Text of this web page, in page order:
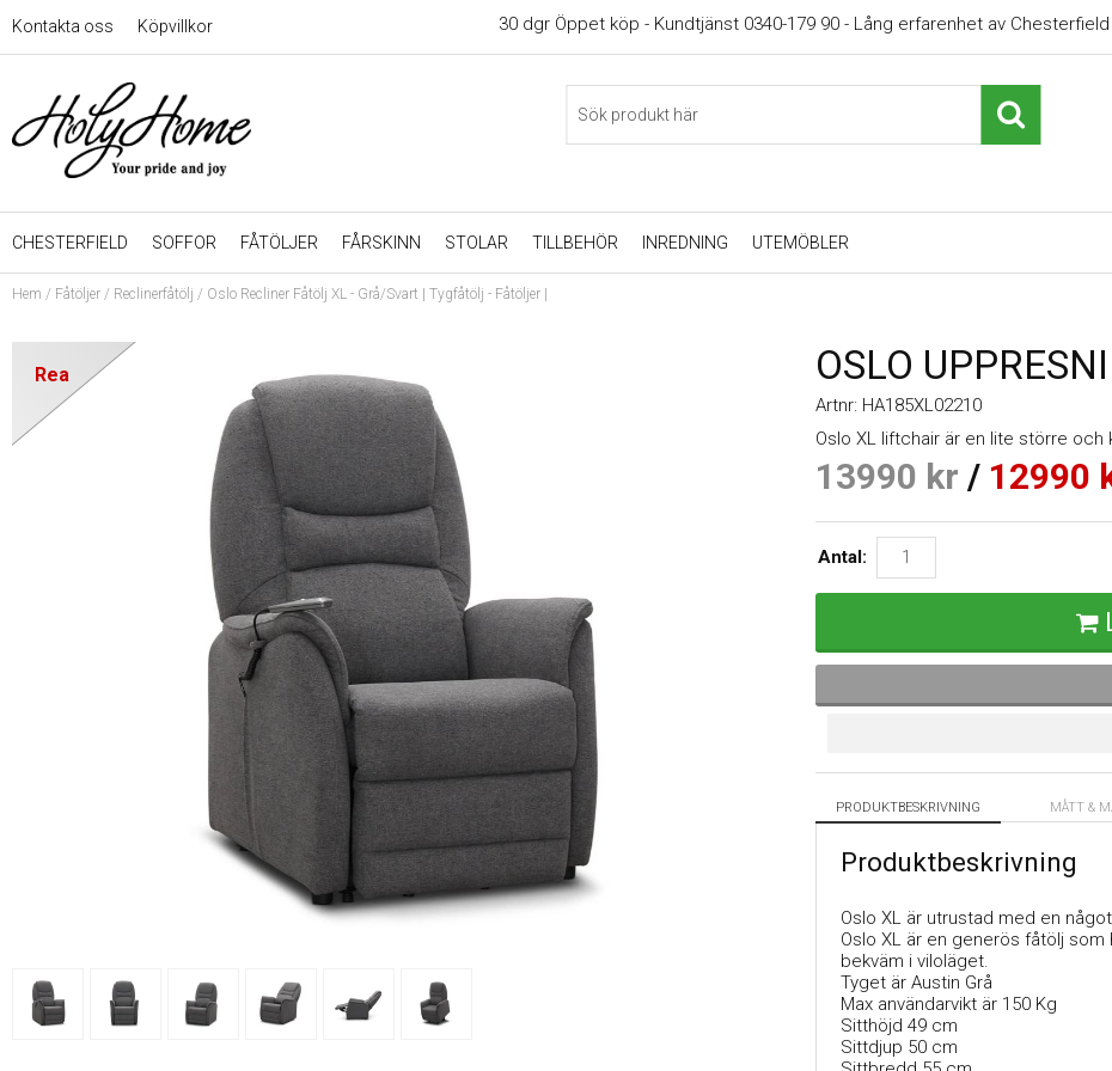
Kontakta oss Köpvillkor 30 dgr Öppet köp - Kundtjänst 0340-179 90 - Lång erfarenhet av Chesterfield
CHESTERFIELD SOFFOR FÅTÖLJER FÅRSKINN STOLAR TILLBEHÖR INREDNING UTEMÖBLER
Hem / Fåtöljer / Reclinerfåtölj / Oslo Recliner Fåtölj XL - Grå/Svart | Tygfåtölj - Fåtöljer |
OSLO
Artnr: HA185XL02210
Oslo XL liftchair är en lite större
13990 kr / 12990
Antal:
PRODUKTBESKRIVNING MÅTT &
Produktbeskrivning
Oslo XL är utrustad med en
Oslo XL är en generös fåtölj
bekväm i viloläget.
Tyget är Austin Grå
Max användarvikt är 150 Kg
Sitthöjd 49 cm
Sittdjup 50 cm